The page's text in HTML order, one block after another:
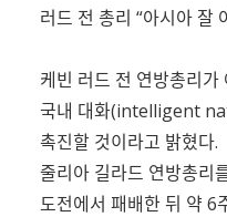
러드 전 총리 “아시아 잘
케빈 러드 전 연방총리
국내 대화(intelligent
촉진할 것이라고 밝혔다.
줄리아 길라드 연방총리
도전에서 패배한 뒤 약 6